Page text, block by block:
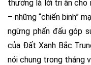
thưởng là lời tri ân cho
– những “chiến binh”
ngừng phấn đấu góp
của Đất Xanh Bắc
nói chung trong tháng